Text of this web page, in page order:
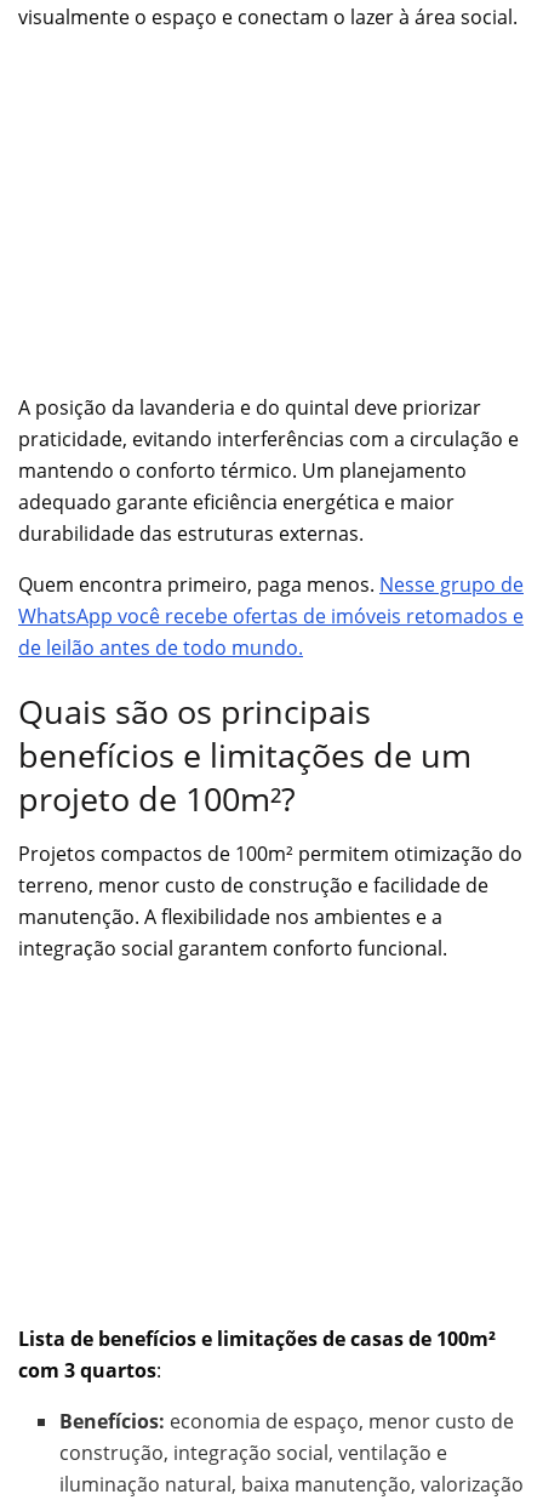
visualmente o espaço e conectam o lazer à área social.
A posição da lavanderia e do quintal deve priorizar
praticidade, evitando interferências com a circulação e
mantendo o conforto térmico. Um planejamento
adequado garante eficiência energética e maior
durabilidade das estruturas externas.
Quem encontra primeiro, paga menos. Nesse grupo de
WhatsApp você recebe ofertas de imóveis retomados e
de leilão antes de todo mundo.
Quais são os principais
benefícios e limitações de um
projeto de 100m²?
Projetos compactos de 100m² permitem otimização do
terreno, menor custo de construção e facilidade de
manutenção. A flexibilidade nos ambientes e a
integração social garantem conforto funcional.
Lista de benefícios e limitações de casas de 100m²
com 3 quartos:
Benefícios: economia de espaço, menor custo de
construção, integração social, ventilação e
iluminação natural, baixa manutenção, valorização